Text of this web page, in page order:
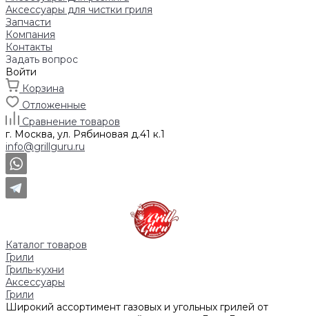
Аксессуары для чистки гриля
Запчасти
Компания
Контакты
Задать вопрос
Войти
Корзина
Отложенные
Сравнение товаров
г. Москва, ул. Рябиновая д.41 к.1
info@grillguru.ru
Каталог товаров
Грили
Гриль-кухни
Аксессуары
Грили
Широкий ассортимент газовых и угольных грилей от